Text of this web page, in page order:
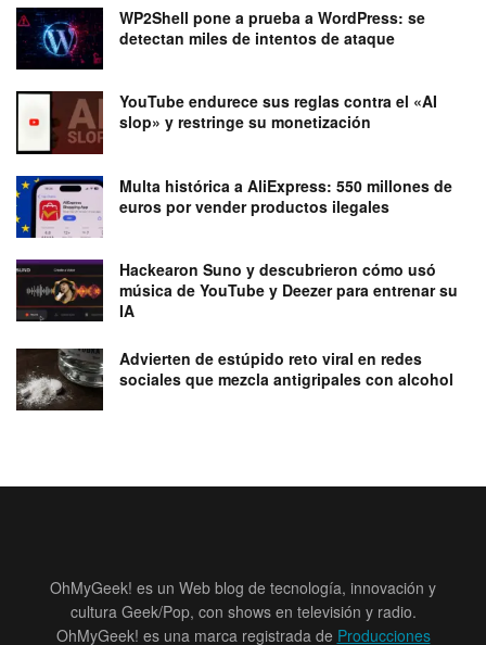
WP2Shell pone a prueba a WordPress: se
detectan miles de intentos de ataque
YouTube endurece sus reglas contra el «AI
slop» y restringe su monetización
Multa histórica a AliExpress: 550 millones de
euros por vender productos ilegales
Hackearon Suno y descubrieron cómo usó
música de YouTube y Deezer para entrenar su
IA
Advierten de estúpido reto viral en redes
sociales que mezcla antigripales con alcohol
OhMyGeek! es un Web blog de tecnología, innovación y
cultura Geek/Pop, con shows en televisión y radio.
OhMyGeek! es una marca registrada de Producciones